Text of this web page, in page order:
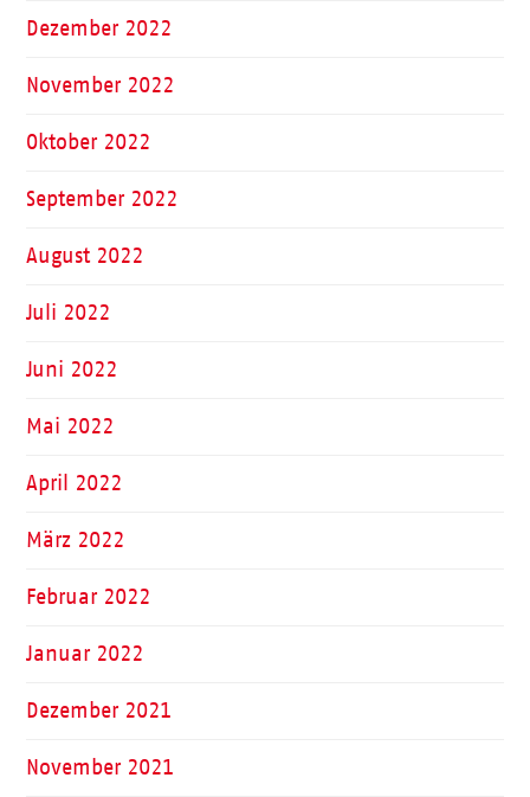
Dezember 2022
November 2022
Oktober 2022
September 2022
August 2022
Juli 2022
Juni 2022
Mai 2022
April 2022
März 2022
Februar 2022
Januar 2022
Dezember 2021
November 2021